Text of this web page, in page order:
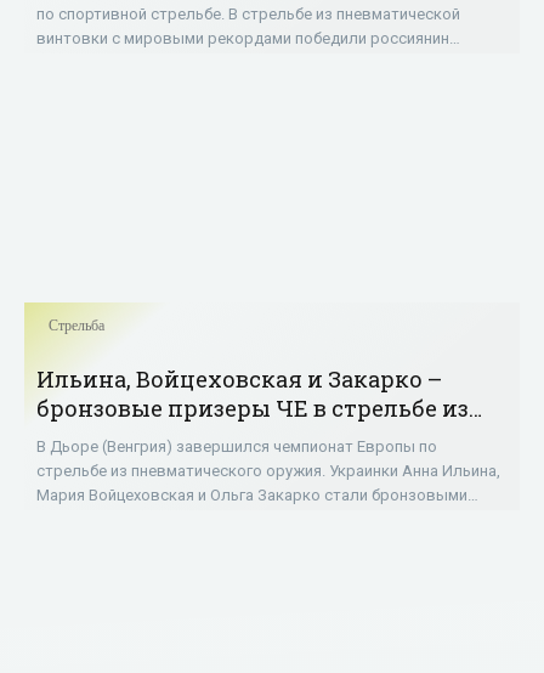
по спортивной стрельбе. В стрельбе из пневматической
винтовки с мировыми рекордами победили россиянин
Стрельба
Ильина, Войцеховская и Закарко –
бронзовые призеры ЧЕ в стрельбе из
пневматической винтовки в
командном турнире - «Стрельба»
В Дьоре (Венгрия) завершился чемпионат Европы по
стрельбе из пневматического оружия. Украинки Анна Ильина,
Мария Войцеховская и Ольга Закарко стали бронзовыми